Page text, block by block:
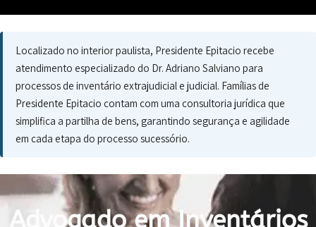
Localizado no interior paulista, Presidente Epitacio recebe
atendimento especializado do Dr. Adriano Salviano para
processos de inventário extrajudicial e judicial. Famílias de
Presidente Epitacio contam com uma consultoria jurídica que
simplifica a partilha de bens, garantindo segurança e agilidade
em cada etapa do processo sucessório.
Advogado em Inventários